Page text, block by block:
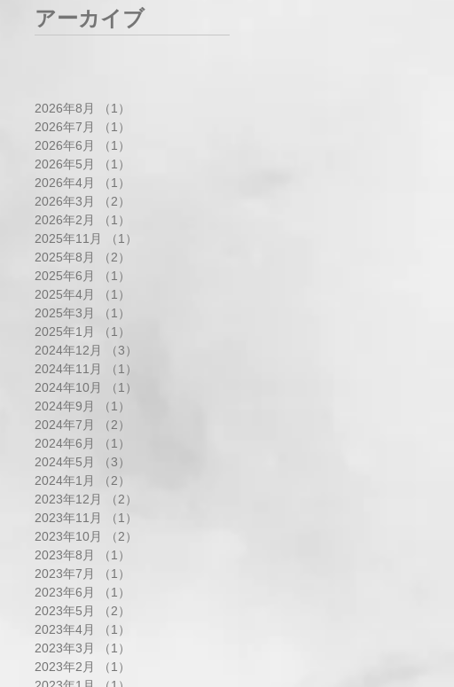
アーカイブ
2026年8月 （1）
2026年7月
（1）
2026年6月
（1）
2026年5月
（1）
2026年4月
（1）
2026年3月
（2）
2026年2月
（1）
2025年11月
（1）
2025年8月
（2）
2025年6月
（1）
2025年4月
（1）
2025年3月
（1）
2025年1月
（1）
2024年12月
（3）
2024年11月
（1）
2024年10月
（1）
2024年9月
（1）
2024年7月
（2）
2024年6月
（1）
2024年5月
（3）
2024年1月
（2）
2023年12月
（2）
2023年11月
（1）
2023年10月
（2）
2023年8月
（1）
2023年7月
（1）
2023年6月
（1）
2023年5月
（2）
2023年4月
（1）
2023年3月
（1）
2023年2月
（1）